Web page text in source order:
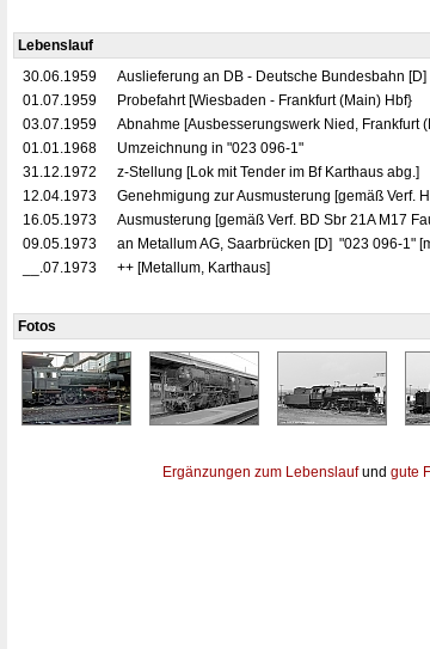
Lebenslauf
30.06.1959
Auslieferung an DB - Deutsche Bundesbahn
01.07.1959
Probefahrt [Wiesbaden - Frankfurt (Main) Hbf}
03.07.1959
Abnahme [Ausbesserungswerk Nied, Frankfurt
01.01.1968
Umzeichnung in "023 096-1"
31.12.1972
z-Stellung [Lok mit Tender im Bf Karthaus abg.]
12.04.1973
Genehmigung zur Ausmusterung [gemäß Verf.
16.05.1973
Ausmusterung [gemäß Verf. BD Sbr 21A M17
09.05.1973
an Metallum AG, Saarbrücken [D] "023 096-1"
__.07.1973
++ [Metallum, Karthaus]
Fotos
Ergänzungen zum Lebenslaufund gute